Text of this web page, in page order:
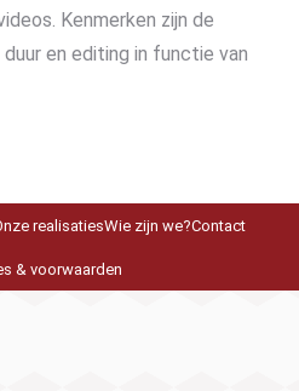
Kenmerken zijn de
en editing in functie van
realisatiesWie zijn we?Contact
& voorwaarden